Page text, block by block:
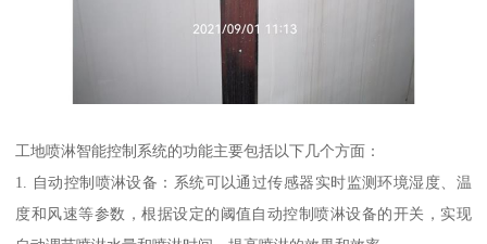
工地喷淋智能控制系统的功能主要包括以下几个方面：
1. 自动控制喷淋设备：系统可以通过传感器实时监测环境湿度、温
度和风速等参数，根据设定的阈值自动控制喷淋设备的开关，实现